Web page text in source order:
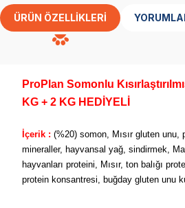
ÜRÜN ÖZELLIKLERI
ProPlan Somonlu
KG + 2 KG HEDİYELİ
İçerik : (%20) somon, Mısır gluten unu,
mineraller, hayvansal yağ, sindirmek,
hayvanları proteini, Mısır, ton balığı
protein konsantresi, buğday gluten unu